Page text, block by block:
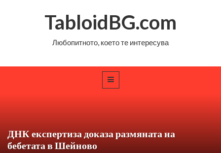
TabloidBG.com
Любопитното, което те интересува
ДНК експертиза доказа размяната на
бебетата в Шейново